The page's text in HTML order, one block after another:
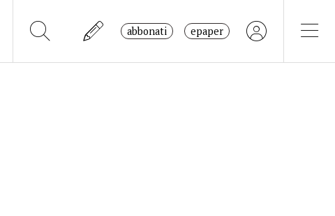
abbonati epaper